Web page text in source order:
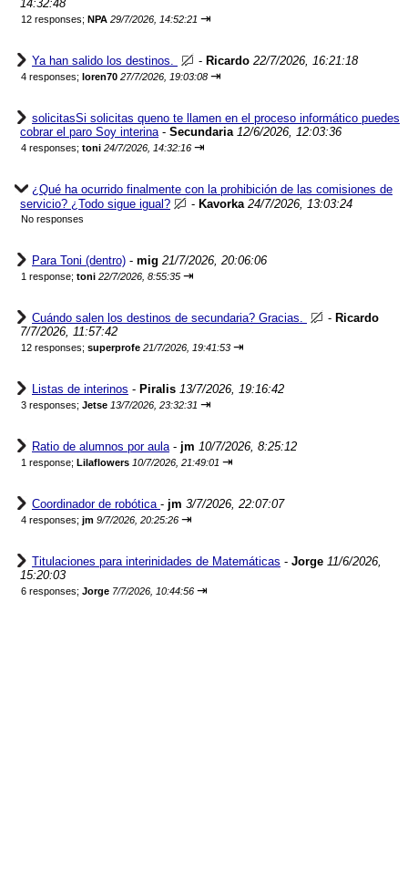
14:32:48
12 responses; NPA 29/7/2026, 14:52:21 ⇥
Ya han salido los destinos. - Ricardo 22/7/2026, 16:21:18
4 responses; loren70 27/7/2026, 19:03:08 ⇥
solicitasSi solicitas queno te llamen en el proceso informático puedes
cobrar el paro Soy interina- Secundaria 12/6/2026, 12:03:36
4 responses; toni 24/7/2026, 14:32:16 ⇥
¿Qué ha ocurrido finalmente con la prohibición de las comisiones de
servicio? ¿Todo sigue igual?
- Kavorka 24/7/2026, 13:03:24
No responses
Para Toni (dentro) - mig 21/7/2026, 20:06:06
1 response; toni 22/7/2026, 8:55:35 ⇥
Cuándo salen los destinos de secundaria? Gracias. - Ricardo
7/7/2026, 11:57:42
12 responses; superprofe 21/7/2026, 19:41:53 ⇥
Listas de interinos - Piralis 13/7/2026, 19:16:42
3 responses; Jetse 13/7/2026, 23:32:31 ⇥
Ratio de alumnos por aula- jm 10/7/2026, 8:25:12
1 response; Lilaflowers 10/7/2026, 21:49:01 ⇥
Coordinador de robótica - jm 3/7/2026, 22:07:07
4 responses; jm 9/7/2026, 20:25:26 ⇥
Titulaciones para interinidades de Matemáticas - Jorge 11/6/2026,
15:20:03
6 responses; Jorge 7/7/2026, 10:44:56 ⇥